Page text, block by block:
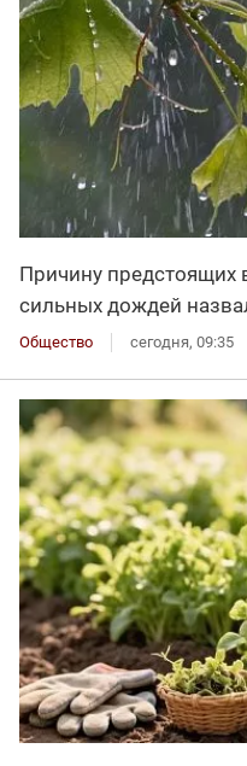
Причину предстоящих
сильных дождей
Общество сегодня, 09:35